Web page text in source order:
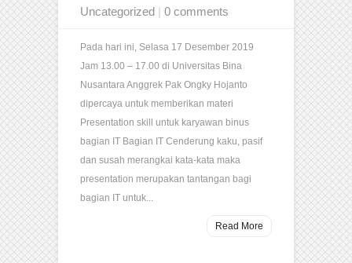
Uncategorized | 0 comments
Pada hari ini, Selasa 17 Desember 2019
Jam 13.00 – 17.00 di Universitas Bina
Nusantara Anggrek Pak Ongky Hojanto
dipercaya untuk memberikan materi
Presentation skill untuk karyawan binus
bagian IT Bagian IT Cenderung kaku, pasif
dan susah merangkai kata-kata maka
presentation merupakan tantangan bagi
bagian IT untuk...
Read More